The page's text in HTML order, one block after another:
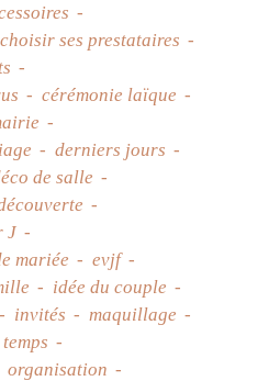
choisir ses prestataires
cérémonie laïque
derniers jours
de salle
J
mariée
evjf
idée du couple
invités
maquillage
organisation